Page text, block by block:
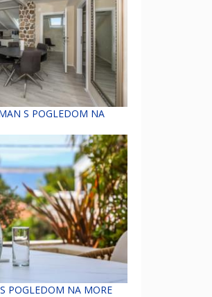
S POGLEDOM NA
POGLEDOM NA MORE